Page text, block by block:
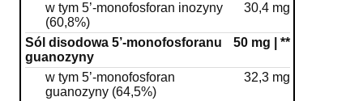
w tym 5’-monofosforan inozyny
(60,8%)
30,4 mg
Sól disodowa 5’-monofosforanu
guanozyny
50 mg | **
w tym 5’-monofosforan
guanozyny (64,5%)
32,3 mg